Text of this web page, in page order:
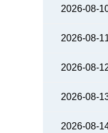
2026-08-
2026-08-
2026-08-
2026-08-
2026-08-